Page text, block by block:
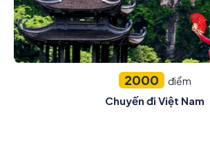
2000 điểm
Chuyến đi Việt Nam